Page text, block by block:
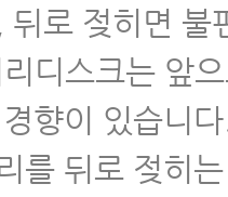
뒤로 젖히면 불
디스크는 앞
향이 있습니
를 뒤로 젖히